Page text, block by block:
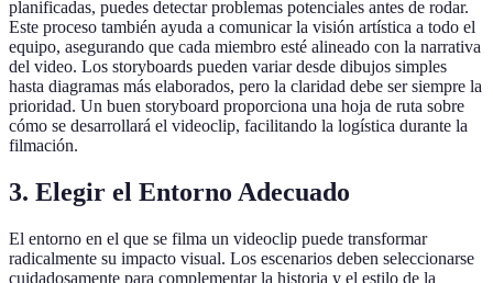
planificadas, puedes detectar problemas potenciales antes de rodar.
Este proceso también ayuda a comunicar la visión artística a todo el
equipo, asegurando que cada miembro esté alineado con la narrativa
del video. Los storyboards pueden variar desde dibujos simples
hasta diagramas más elaborados, pero la claridad debe ser siempre la
prioridad. Un buen storyboard proporciona una hoja de ruta sobre
cómo se desarrollará el videoclip, facilitando la logística durante la
filmación.
3. Elegir el Entorno Adecuado
El entorno en el que se filma un videoclip puede transformar
radicalmente su impacto visual. Los escenarios deben seleccionarse
cuidadosamente para complementar la historia y el estilo de la